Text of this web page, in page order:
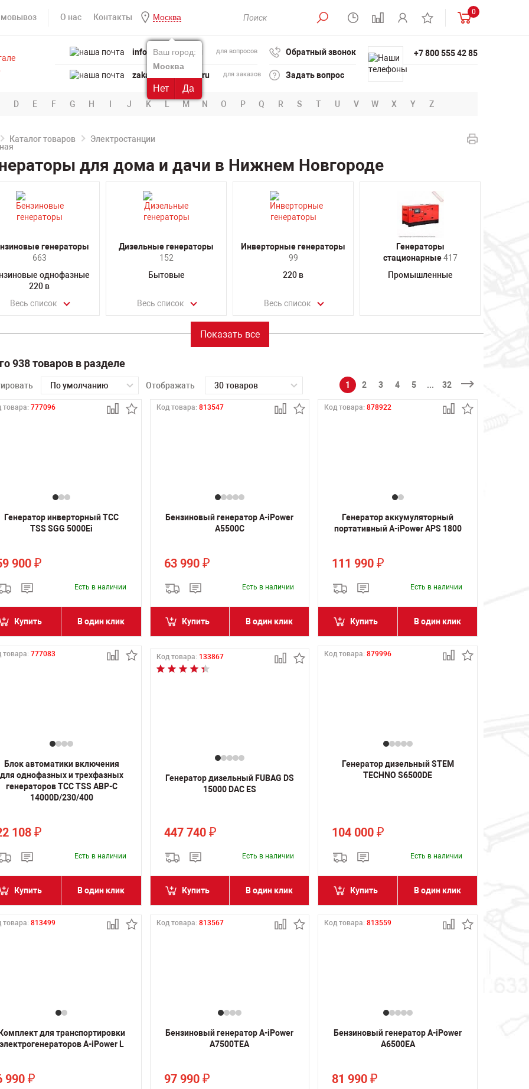
О нас Контакты Москва
Ваш город:
Москва
Нет Да
0
info@powertool.ru для вопросов
zakaz@powertool.ru для заказов
Обратный звонок
Задать вопрос
+7 800 555 42 85
D E F G H I J K L M N O P Q R S T U V W X Y Z
Каталог товаров Электростанции
для дома и дачи в Нижнем Новгороде
генераторы
663
однофазные
220 в
Весь список
Дизельные генераторы
152
Бытовые
Весь список
Инверторные генераторы
99
220 в
Весь список
Генераторы
стационарные417
Промышленные
Показать все
938 товаров в разделе
По умолчанию Отображать 30 товаров 1 2 3 4 5 ... 32
товара: 777096
Генератор инверторный ТСС
TSS SGG 5000Ei
900 ₽
Есть в наличии
Купить В один клик
Код товара: 813547
Бензиновый генератор A-iPower
A5500C
63 990 ₽
Есть в наличии
Купить В один клик
Код товара:878922
Генератор аккумуляторный
портативный A-iPower APS 1800
111 990₽
Есть в наличии
Купить В один клик
товара: 777083
Блок автоматики включения
для однофазных и трехфазных
генераторов ТСС TSS АВР-С
14000D/230/400
108 ₽
Есть в наличии
Купить В один клик
Код товара: 133867
Генератор дизельный FUBAG DS
15000 DAC ES
447 740 ₽
Есть в наличии
Купить В один клик
Код товара:879996
Генератор дизельный STEM
TECHNO S6500DE
104 000₽
Есть в наличии
Купить В один клик
товара: 813499
для транспортировки
A-iPower L
990 ₽
Код товара: 813567
Бензиновый генератор A-iPower
A7500TEA
97 990 ₽
Код товара:813559
Бензиновый генератор A-iPower
A6500EA
81 990₽